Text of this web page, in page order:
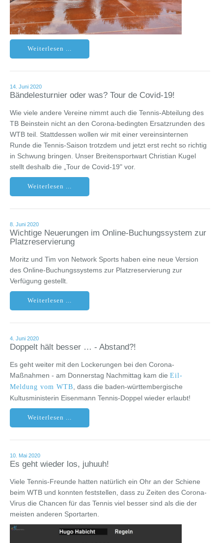
Weiterlesen ...
14. Juni 2020
Bändelesturnier oder was? Tour de Covid-19!
Wie viele andere Vereine nimmt auch die Tennis-Abteilung des
TB Beinstein nicht an den Corona-bedingten Ersatzrunden des
WTB teil. Stattdessen wollen wir mit einer vereinsinternen
Runde die Tennis-Saison trotzdem und jetzt erst recht so richtig
in Schwung bringen. Unser Breitensportwart Christian Kugel
stellt deshalb die „Tour de Covid-19" vor.
Weiterlesen ...
8. Juni 2020
Wichtige Neuerungen im Online-Buchungssystem zur
Platzreservierung
Moritz und Tim von Network Sports haben eine neue Version
des Online-Buchungssystems zur Platzreservierung zur
Verfügung gestellt.
Weiterlesen ...
4. Juni 2020
Doppelt hält besser … - Abstand?!
Es geht weiter mit den Lockerungen bei den Corona-
Maßnahmen - am Donnerstag Nachmittag kam die Eil-
Meldung vom WTB , dass die baden-württembergische
Kultusministerin Eisenmann Tennis-Doppel wieder erlaubt!
Weiterlesen ...
10. Mai 2020
Es geht wieder los, juhuuh!
Viele Tennis-Freunde hatten natürlich ein Ohr an der Schiene
beim WTB und konnten feststellen, dass zu Zeiten des Corona-
Virus die Chancen für das Tennis viel besser sind als die der
meisten anderen Sportarten.